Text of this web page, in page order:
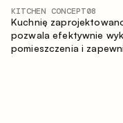
KITCHEN CONCEPT08
Kuchnię
pozwala efektywnie
pomieszczenia i